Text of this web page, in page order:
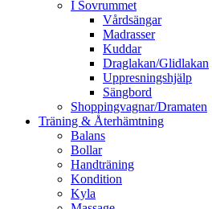
I Sovrummet
Vårdsängar
Madrasser
Kuddar
Draglakan/Glidlakan
Uppresningshjälp
Sängbord
Shoppingvagnar/Dramaten
Träning & Återhämtning
Balans
Bollar
Handträning
Kondition
Kyla